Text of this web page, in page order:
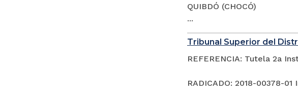
QUIBDÓ (CHOCÓ)
...
Tribunal Superior del
REFERENCIA: Tutela 2a
RADICADO: 2018-00378-01